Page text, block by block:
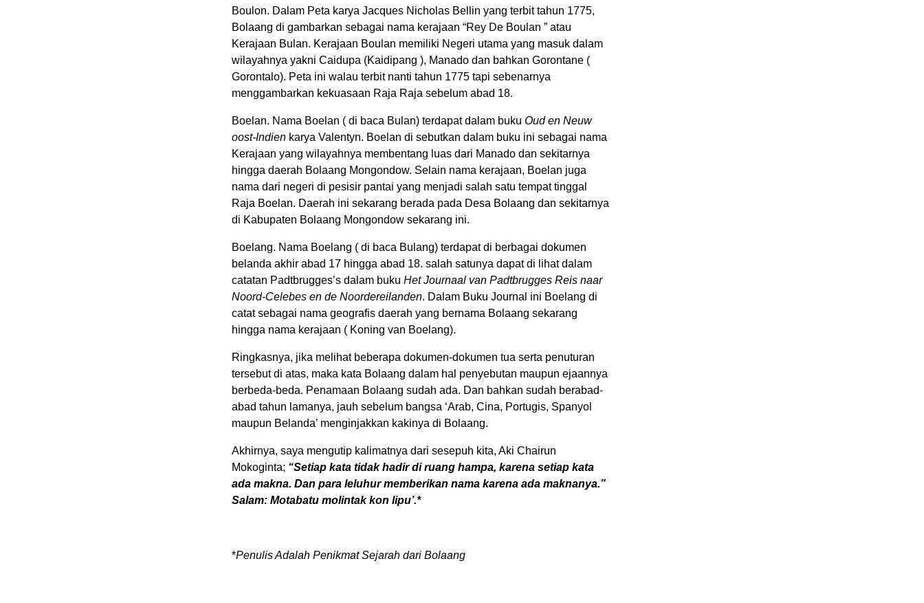
Boulon. Dalam Peta karya Jacques Nicholas Bellin yang terbit tahun 1775,
Bolaang di gambarkan sebagai nama kerajaan “Rey De Boulan ” atau
Kerajaan Bulan. Kerajaan Boulan memiliki Negeri utama yang masuk dalam
wilayahnya yakni Caidupa (Kaidipang ), Manado dan bahkan Gorontane (
Gorontalo). Peta ini walau terbit nanti tahun 1775 tapi sebenarnya
menggambarkan kekuasaan Raja Raja sebelum abad 18.
Boelan. Nama Boelan ( di baca Bulan) terdapat dalam buku Oud en Neuw
oost-Indien karya Valentyn. Boelan di sebutkan dalam buku ini sebagai nama
Kerajaan yang wilayahnya membentang luas dari Manado dan sekitarnya
hingga daerah Bolaang Mongondow. Selain nama kerajaan, Boelan juga
nama dari negeri di pesisir pantai yang menjadi salah satu tempat tinggal
Raja Boelan. Daerah ini sekarang berada pada Desa Bolaang dan sekitarnya
di Kabupaten Bolaang Mongondow sekarang ini.
Boelang. Nama Boelang ( di baca Bulang) terdapat di berbagai dokumen
belanda akhir abad 17 hingga abad 18. salah satunya dapat di lihat dalam
catatan Padtbrugges’s dalam buku Het Journaal van Padtbrugges Reis naar
Noord-Celebes en de Noordereilanden. Dalam Buku Journal ini Boelang di
catat sebagai nama geografis daerah yang bernama Bolaang sekarang
hingga nama kerajaan ( Koning van Boelang).
Ringkasnya, jika melihat beberapa dokumen-dokumen tua serta penuturan
tersebut di atas, maka kata Bolaang dalam hal penyebutan maupun ejaannya
berbeda-beda. Penamaan Bolaang sudah ada. Dan bahkan sudah berabad-
abad tahun lamanya, jauh sebelum bangsa ‘Arab, Cina, Portugis, Spanyol
maupun Belanda’ menginjakkan kakinya di Bolaang.
Akhirnya, saya mengutip kalimatnya dari sesepuh kita, Aki Chairun
Mokoginta; “Setiap kata tidak hadir di ruang hampa, karena setiap kata
ada makna. Dan para leluhur memberikan nama karena ada maknanya.”
Salam: Motabatu molintak kon lipu’.*
*Penulis Adalah Penikmat Sejarah dari Bolaang